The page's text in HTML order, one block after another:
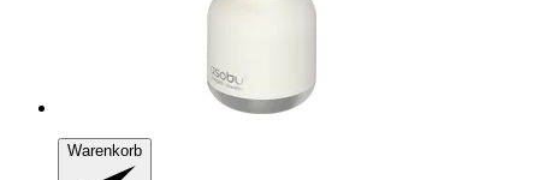
Warenkorb